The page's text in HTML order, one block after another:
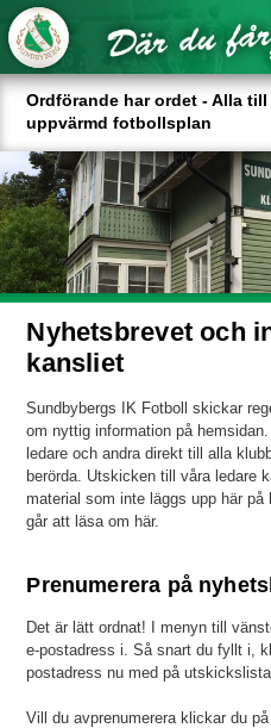
Ordförande har ordet - Alla
uppvärmd fotbollsplan
Nyhetsbrevet och
kansliet
Sundbybergs IK Fotboll skickar
om nyttig information på
ledare och andra direkt till alla
berörda. Utskicken till våra ledare
material som inte läggs upp här
går att läsa om här.
Prenumerera på
Det är lätt ordnat! I menyn till
e-postadress i. Så snart du fyllt i,
postadress nu med på
Vill du avprenumerera klickar du